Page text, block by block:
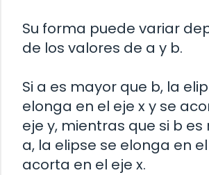
Su forma puede variar
de los valores de a y b.
Si a es mayor que b, la
elonga en el eje x y se
eje y, mientras que si b
a, la elipse se elonga en
acorta en el eje x.